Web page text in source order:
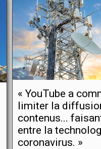
« YouTube a
limiter la
contenus...
entre la
coronavirus. »